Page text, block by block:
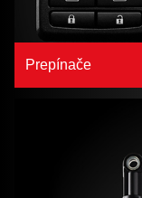
Prepínače